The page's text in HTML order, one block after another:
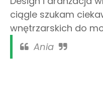
ciągle szukam
wnętrzarskich do
Ania